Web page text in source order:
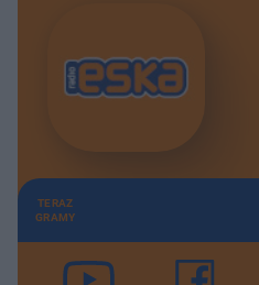
TERAZ
GRAMY